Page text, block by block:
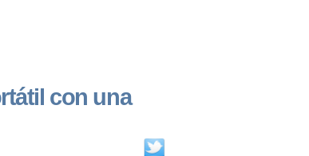
con una